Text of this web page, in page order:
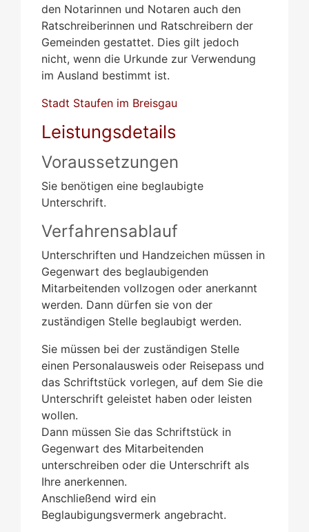
den Notarinnen und Notaren auch den
Ratschreiberinnen und Ratschreibern der
Gemeinden gestattet. Dies gilt jedoch
nicht, wenn die Urkunde zur Verwendung
im Ausland bestimmt ist.
Stadt Staufen im Breisgau
Leistungsdetails
Voraussetzungen
Sie benötigen eine beglaubigte
Unterschrift.
Verfahrensablauf
Unterschriften und Handzeichen müssen in
Gegenwart des beglaubigenden
Mitarbeitenden vollzogen oder anerkannt
werden. Dann dürfen sie von der
zuständigen Stelle beglaubigt werden.
Sie müssen bei der zuständigen Stelle
einen Personalausweis oder Reisepass und
das Schriftstück vorlegen, auf dem Sie die
Unterschrift geleistet haben oder leisten
wollen.
Dann müssen Sie das Schriftstück in
Gegenwart des Mitarbeitenden
unterschreiben oder die Unterschrift als
Ihre anerkennen.
Anschließend wird ein
Beglaubigungsvermerk angebracht.